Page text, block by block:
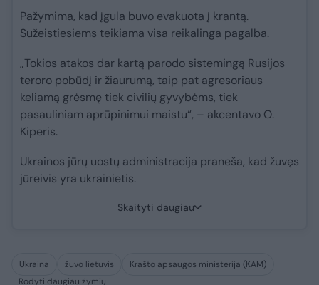
Pažymima, kad įgula buvo evakuota į krantą.
Sužeistiesiems teikiama visa reikalinga pagalba.
„Tokios atakos dar kartą parodo sistemingą Rusijos
teroro pobūdį ir žiaurumą, taip pat agresoriaus
keliamą grėsmę tiek civilių gyvybėms, tiek
pasauliniam aprūpinimui maistu“, – akcentavo O.
Kiperis.
Ukrainos jūrų uostų administracija praneša, kad žuvęs
jūreivis yra ukrainietis.
Skaityti daugiau
Ukraina žuvo lietuvis
Krašto apsaugos ministerija (KAM)
Rodyti daugiau žymių